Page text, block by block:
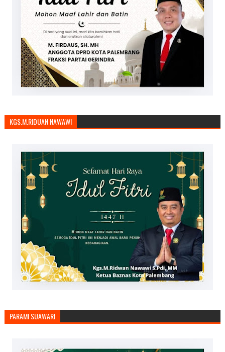
KGS.M.RIDUAN NAWAWI
PARAMI SUAWARI